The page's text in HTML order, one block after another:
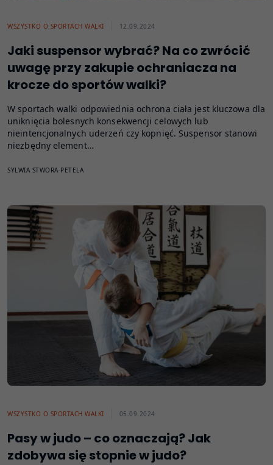
WSZYSTKO O SPORTACH WALKI 12.09.2024
Jaki suspensor wybrać? Na co zwrócić
uwagę przy zakupie ochraniacza na
krocze do sportów walki?
W sportach walki odpowiednia ochrona ciała jest kluczowa dla
uniknięcia bolesnych konsekwencji celowych lub
nieintencjonalnych uderzeń czy kopnięć. Suspensor stanowi
niezbędny element…
SYLWIA STWORA-PETELA
WSZYSTKO O SPORTACH WALKI 05.09.2024
Pasy w judo – co oznaczają? Jak
zdobywa się stopnie w judo?